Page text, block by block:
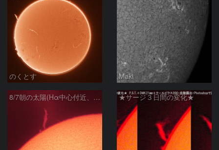
のくとす Maki
8/7朝の太陽(Hα中心付近、プロミネンス) ★サージ３日間の変化★